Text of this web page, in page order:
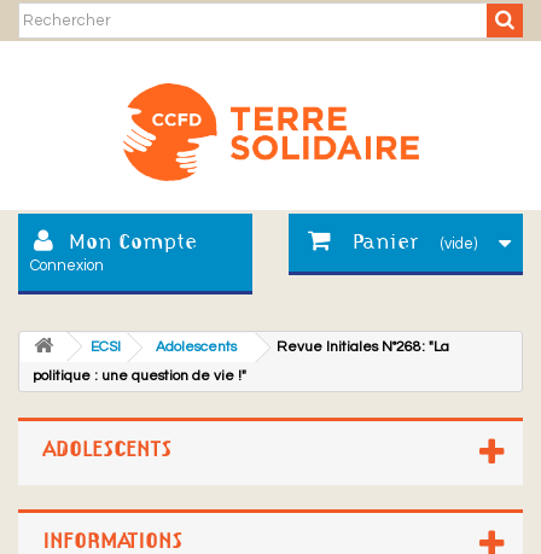
Mon Compte
Connexion
Panier (vide)
ECSI Adolescents
Revue Initiales N°268: "La
politique : une question de vie !"
ADOLESCENTS
INFORMATIONS